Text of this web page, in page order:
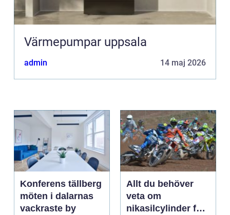
Värmepumpar uppsala
admin 14 maj 2026
Konferens tällberg
möten i dalarnas
vackraste by
Allt du behöver
veta om
nikasilcylinder för